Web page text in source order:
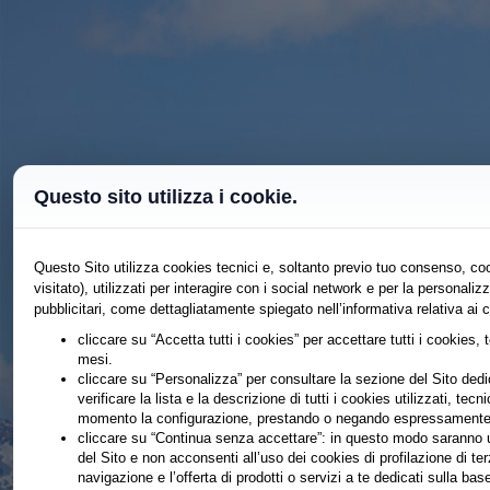
Questo sito utilizza i cookie.
Questo Sito utilizza cookies tecnici e, soltanto previo tuo consenso,
visitato), utilizzati per interagire con i social network e per la
pubblicitari, come dettagliatamente spiegato nell’informativa relativa ai
cliccare su “Accetta tutti i cookies” per accettare tutti i
mesi.
cliccare su “Personalizza” per consultare la sezione del Sito
verificare la lista e la descrizione di tutti i cookies utilizzati,
momento la configurazione, prestando o negando
cliccare su “Continua senza accettare”: in questo modo
del Sito e non acconsenti all’uso dei cookies di profilazione di
navigazione e l’offerta di prodotti o servizi a te dedicati sulla